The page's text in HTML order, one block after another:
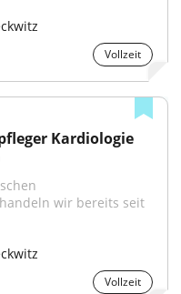
Vollzeit
Kardiologie
wir bereits seit
Vollzeit